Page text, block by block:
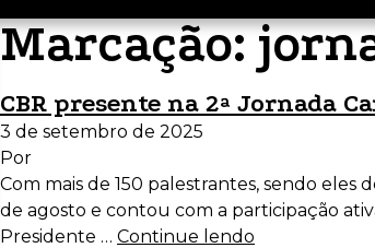
Marcação:
CBR presente na 2ª Jornada
3 de setembro de 2025
Por
Com mais de 150 palestrantes, sendo eles
de agosto e contou com a participação
Presidente … Continue lendo